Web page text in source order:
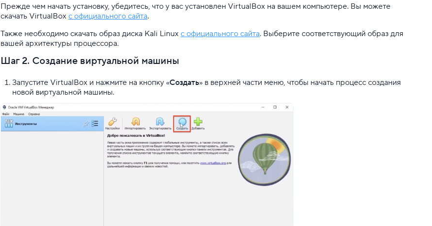
Прежде чем начать установку, убедитесь, что у вас установлен VirtualBox на вашем компьютере. Вы можете
скачать VirtualBox с официального сайта.
Также необходимо скачать образ диска Kali Linux с официального сайта. Выберите соответствующий образ для
вашей архитектуры процессора.
Шаг 2. Создание виртуальной машины
Запустите VirtualBox и нажмите на кнопку «Создать» в верхней части меню, чтобы начать процесс создания
новой виртуальной машины.